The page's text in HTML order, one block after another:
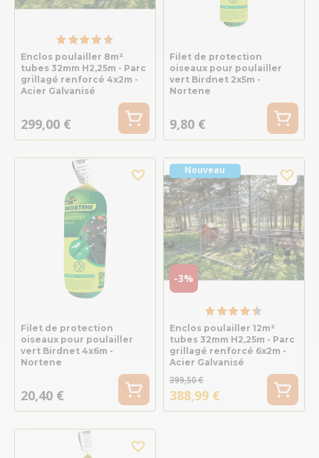
Enclos poulailler 8m²
tubes 32mm H2,25m - Parc
grillagé renforcé 4x2m -
Acier Galvanisé
299,00 €
Filet de protection
oiseaux pour poulailler
vert Birdnet 2x5m -
Nortene
9,80 €
Filet de protection
oiseaux pour poulailler
vert Birdnet 4x6m -
Nortene
20,40 €
-3%
Nouveau
Enclos poulailler 12m²
tubes 32mm H2,25m - Parc
grillagé renforcé 6x2m -
Acier Galvanisé
399,50 €
388,99 €